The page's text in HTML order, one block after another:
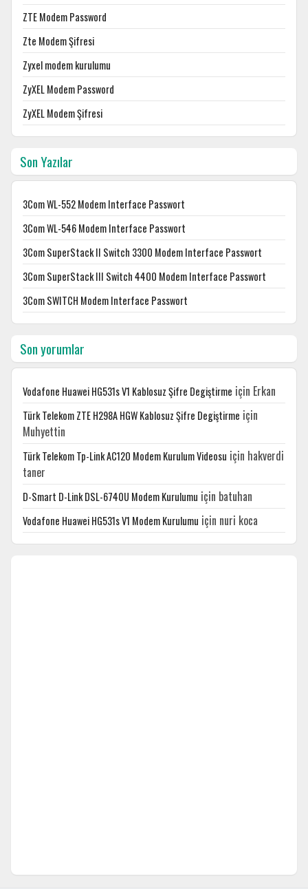
ZTE Modem Password
Zte Modem Şifresi
Zyxel modem kurulumu
ZyXEL Modem Password
ZyXEL Modem Şifresi
Son Yazılar
3Com WL-552 Modem Interface Passwort
3Com WL-546 Modem Interface Passwort
3Com SuperStack II Switch 3300 Modem Interface Passwort
3Com SuperStack III Switch 4400 Modem Interface Passwort
3Com SWITCH Modem Interface Passwort
Son yorumlar
Vodafone Huawei HG531s V1 Kablosuz Şifre Degiştirme için Erkan
Türk Telekom ZTE H298A HGW Kablosuz Şifre Degiştirme için
Muhyettin
Türk Telekom Tp-Link AC120 Modem Kurulum Videosu için hakverdi
taner
D-Smart D-Link DSL-6740U Modem Kurulumu için batuhan
Vodafone Huawei HG531s V1 Modem Kurulumu için nuri koca